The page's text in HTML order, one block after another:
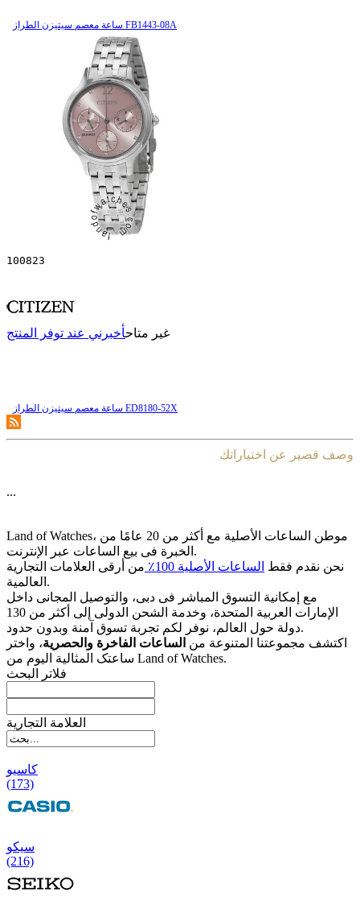
ساعة معصم سیتیزن الطراز FB1443-08A
100823
غير متاحأخبرني عند توفر المنتج
ساعة معصم سیتیزن الطراز ED8180-52X
وصف قصير عن اختياراتك
...
Land of Watches، موطن الساعات الأصلیة مع أکثر من 20 عامًا من
الخبرة فی بیع الساعات عبر الإنترنت.
نحن نقدم فقط الساعات الأصلیة 100٪
من أرقى العلامات التجاریة
العالمیة.
مع إمکانیة التسوق المباشر فی دبی، والتوصیل المجانی داخل
الإمارات العربیة المتحدة، وخدمة الشحن الدولی إلى أکثر من 130
دولة حول العالم، نوفر لکم تجربة تسوق آمنة وبدون حدود.
اکتشف مجموعتنا المتنوعة من الساعات الفاخرة والحصریة، واختر
ساعتک المثالیة الیوم من Land of Watches.
فلاتر البحث
العلامة التجارية
کاسیو
(173)
سیکو
(216)